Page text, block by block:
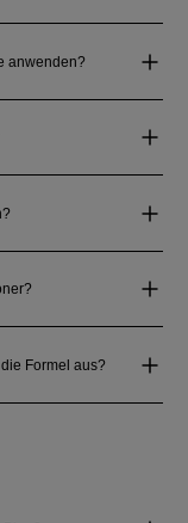
anwenden?
Formel aus?